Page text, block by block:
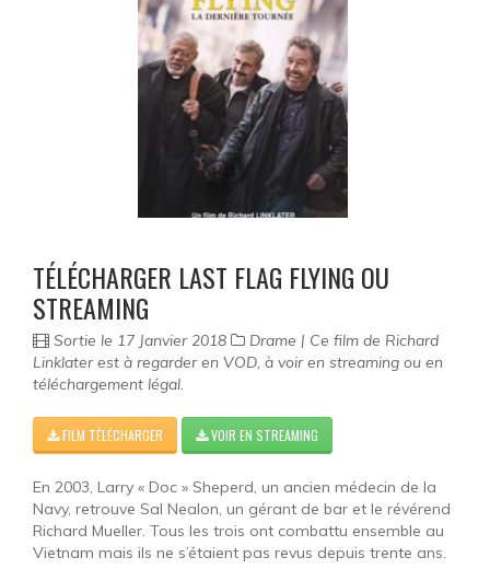
TÉLÉCHARGER LAST FLAG FLYING OU
STREAMING
Sortie le 17 Janvier 2018
Drame | Ce film de Richard
Linklater est à regarder en VOD, à voir en streaming ou en
téléchargement légal.
FILM TÉLÉCHARGER VOIR EN STREAMING
En 2003, Larry « Doc » Sheperd, un ancien médecin de la
Navy, retrouve Sal Nealon, un gérant de bar et le révérend
Richard Mueller. Tous les trois ont combattu ensemble au
Vietnam mais ils ne s’étaient pas revus depuis trente ans.